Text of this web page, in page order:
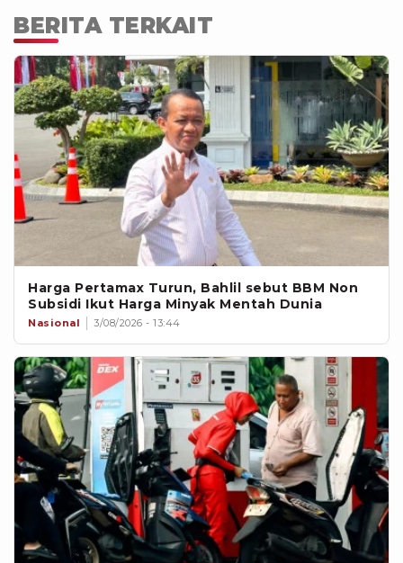
BERITA TERKAIT
Harga Pertamax Turun, Bahlil sebut BBM Non
Subsidi Ikut Harga Minyak Mentah Dunia
Nasional 3/08/2026 - 13:44